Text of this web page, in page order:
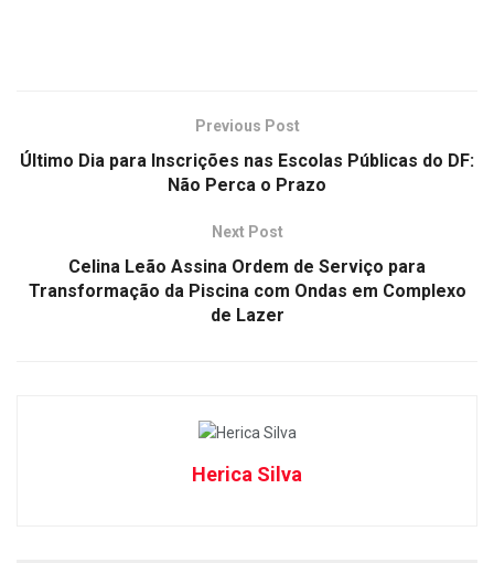
Previous Post
Último Dia para Inscrições nas Escolas Públicas do DF:
Não Perca o Prazo
Next Post
Celina Leão Assina Ordem de Serviço para
Transformação da Piscina com Ondas em Complexo
de Lazer
Herica Silva